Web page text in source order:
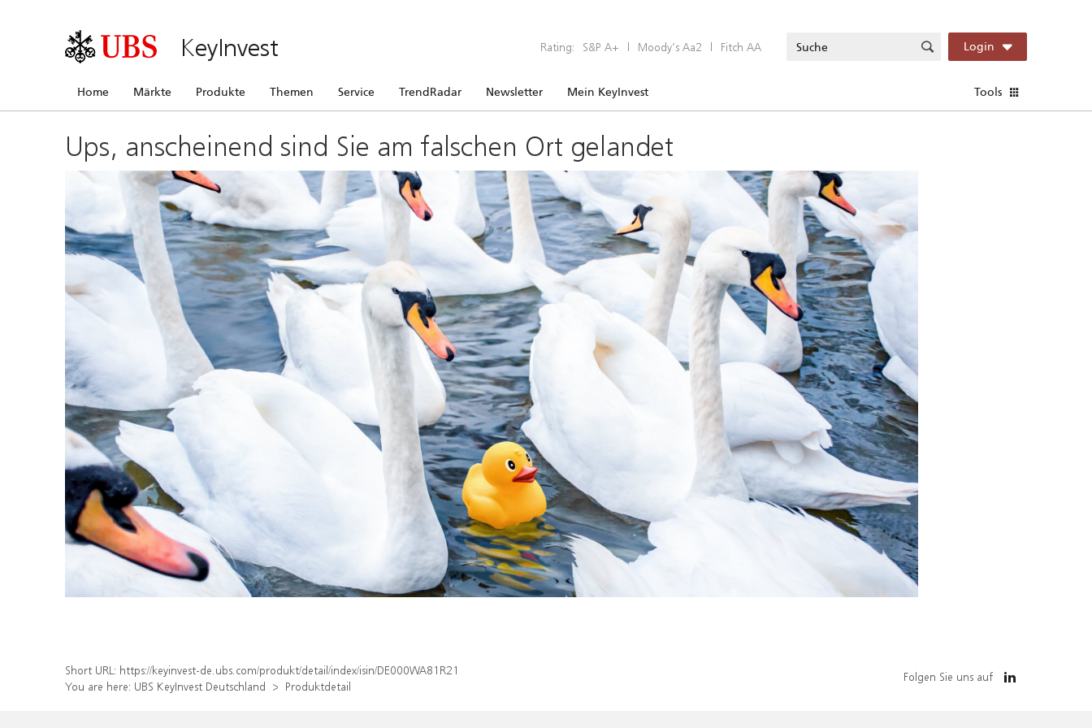
KeyInvest Rating: S&P A+ | Moody’s Aa2 | Fitch AA Login
Home Märkte Produkte Themen Service TrendRadar Newsletter Mein KeyInvest Tools
Ups, anscheinend sind Sie am falschen Ort gelandet
Short URL: https://keyinvest-de.ubs.com/produkt/detail/index/isin/DE000WA81R21
You are here: UBS KeyInvest Deutschland Produktdetail
Folgen Sie uns auf